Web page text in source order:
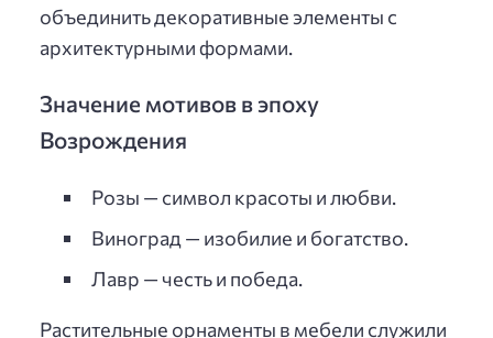
объединить декоративные элементы с
архитектурными формами.
Значение мотивов в эпоху
Возрождения
Розы — символ красоты и любви.
Виноград — изобилие и богатство.
Лавр — честь и победа.
Растительные орнаменты в мебели служили